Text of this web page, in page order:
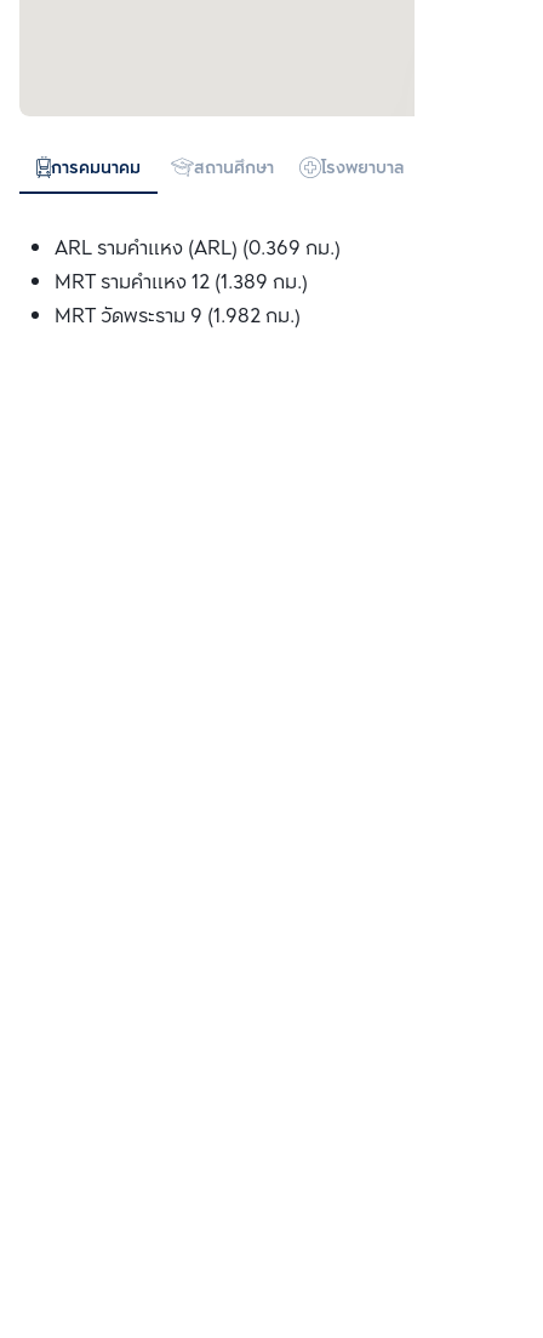
การคมนาคม สถานศึกษา โรงพยาบาล
ARL รามคำแหง (ARL) (0.369 กม.)
MRT รามคำแหง 12 (1.389 กม.)
MRT วัดพระราม 9 (1.982 กม.)